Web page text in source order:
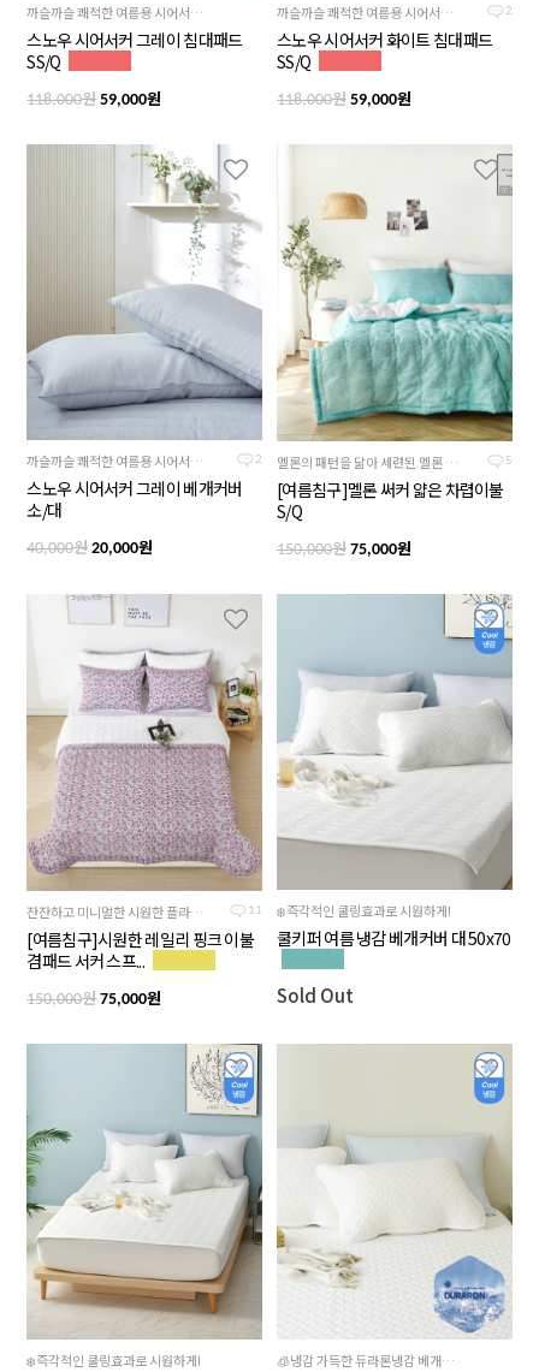
까슬까슬 쾌적한 여름용 시어서커원단, 차분하고 시크한 그레이컬러
스노우 시어서커 그레이 침대패드
SS/Q
118,000원59,000원
2
까슬까슬 쾌적한 여름용 시어서커원단, 깔끔하고 단아한 화이트컬러
스노우 시어서커 화이트 침대패드
SS/Q
118,000원 59,000원
2
까슬까슬 쾌적한 여름용 시어서커원단, 차분하고 시크한 그레이컬러
스노우 시어서커 그레이 베개커버
소/대
40,000원20,000원
5
멜론의 패턴을 닮아 세련된 멜론 컬러의 여름침구
[여름침구]멜론 써커 얇은 차렵이불
S/Q
150,000원 75,000원
11
잔잔하고 미니멀한 시원한 플라워 패턴으로 화사한 계절감을 느끼실수 있는 제품입니다.
[여름침구]시원한 레일리 핑크 이불
겸패드 서커 스프...
150,000원75,000원
❄️즉각적인 쿨링효과로 시원하게!
쿨키퍼 여름 냉감 베개커버 대 50x70
Sold Out
❄️즉각적인 쿨링효과로 시원하게! 🧊냉감 가득한 듀라론냉감 베개커버로 시원하게